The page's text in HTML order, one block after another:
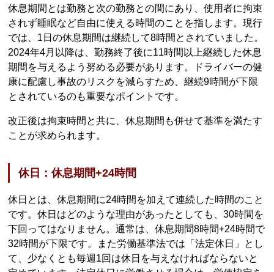
休息期間とは勤務と次の勤務との間にあり、使用者に拘束
されず睡眠など自由に使える時間のことを指します。現行
では、1日の休息期間は継続して8時間とされていました。
2024年4月以降は、勤務終了後に11時間以上継続した休息
期間を与えるよう努める必要があります。ドライバーの健
康に配慮し事故のリスクを減らすため、継続9時間が下限
とされているのも重要なポイントです。
改正後は拘束時間と共に、休息期間も併せて基準を満たす
ことが求められます。
休日：休息期間+24時間
休日とは、休息期間に24時間を加えて連続した時間のこと
です。休日はどのような理由があったとしても、30時間を
下回ってはなりません。通常は、休息期間8時間+24時間で
32時間が下限です。また労働基準法では「法定休日」とし
て、少なくとも毎週1回は休日を与えなければならないと